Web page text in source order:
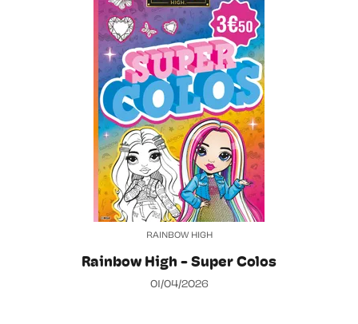
RAINBOW HIGH
Rainbow High - Super Colos
01/04/2026